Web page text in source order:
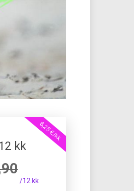
6,25 €/kk
kk
/12 kk